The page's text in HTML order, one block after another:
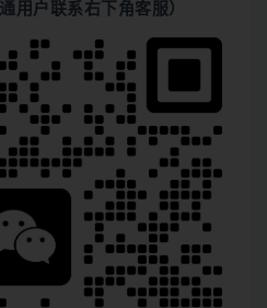
用户联系右下角客服）